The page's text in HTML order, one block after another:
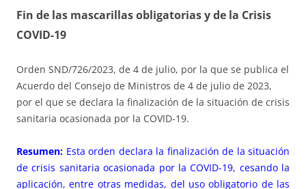
Fin de las mascarillas obligatorias y de la Crisis
COVID-19
Orden SND/726/2023, de 4 de julio, por la que se publica el
Acuerdo del Consejo de Ministros de 4 de julio de 2023,
por el que se declara la finalización de la situación de crisis
sanitaria ocasionada por la COVID-19.
Resumen: Esta orden declara la finalización de la situación
de crisis sanitaria ocasionada por la COVID-19, cesando la
aplicación, entre otras medidas, del uso obligatorio de las